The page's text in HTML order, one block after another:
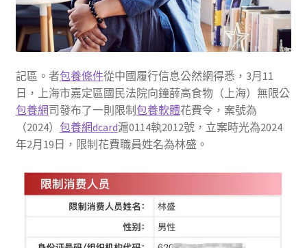
記區。者包養條件從中國履行信息公然網得悉，3月11
日，上海市嘉定區國民法院向鐘薛高食物（上海）無限公
包養網司發布了一則限制包養軟體花費令，案號為
（2024） 包養網dcard滬0114執2012號，立案時光為2024
年2月19日，限制花費職員姓名為林盛。